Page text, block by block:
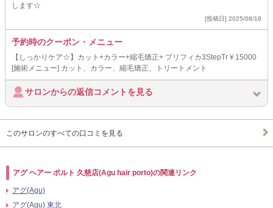
します☆
[投稿日] 2025/08/18
予約時のクーポン・メニュー
【しっかりケア☆】カット+カラー+縮毛矯正+ プリフィカ3StepTr￥15000
[施術メニュー] カット、カラー、縮毛矯正、トリートメント
サロンからの返信コメントを見る
このサロンのすべての口コミを見る
アグ ヘアー ポルト 久慈店(Agu hair porto)の関連リンク
アグ(Agu)
アグ(Agu) 東北